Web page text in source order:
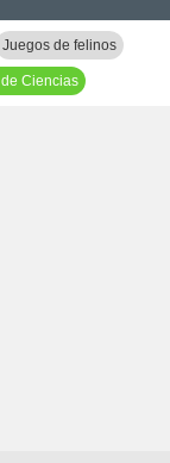
Juegos de felinos
Ciencias